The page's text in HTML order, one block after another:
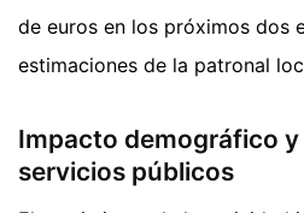
de euros en los próximos dos
estimaciones de la patronal
Impacto demográfico
servicios públicos